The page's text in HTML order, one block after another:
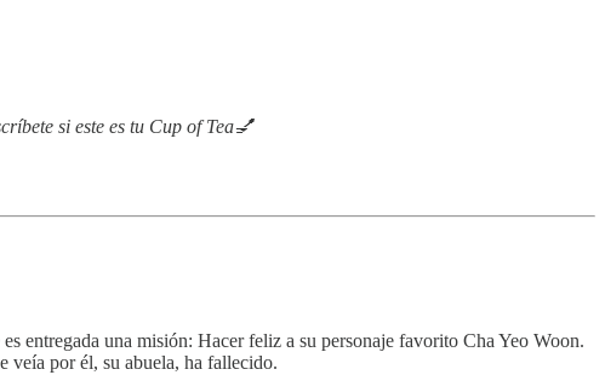
si este es tu Cup of Tea💅
entregada una misión: Hacer feliz a su personaje favorito Cha Yeo Woon.
veía por él, su abuela, ha fallecido.